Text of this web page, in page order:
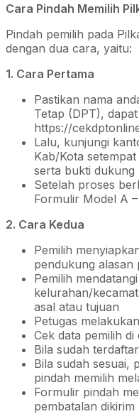
Cara Pindah Memilih
Pindah pemilih pada
dengan dua cara, yaitu:
1. Cara Pertama
Pastikan nama
Tetap (DPT),
https://
Lalu, kunjungi
Kab/Kota
serta bukti dukung
Setelah proses
Formulir Model A
2. Cara Kedua
Pemilih
pendukung alasan
Pemilih
kelurahan/
asal atau tujuan
Petugas
Cek data pemilih
Bila sudah
Bila sudah sesuai,
pindah memilih
Formulir pindah
pembatalan dikirim